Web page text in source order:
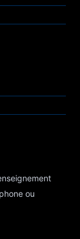
ou